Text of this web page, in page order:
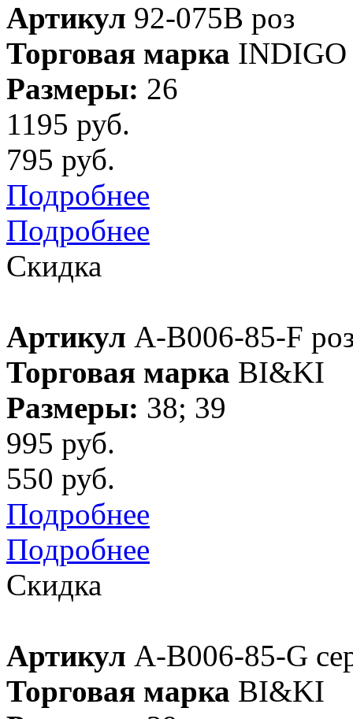
Артикул 92-075B роз
Торговая марка
Размеры: 26
1195 руб.
795 руб.
Подробнее
Подробнее
Скидка
Артикул A-B006-85-F
Торговая марка BI&KI
Размеры: 38; 39
995 руб.
550 руб.
Подробнее
Подробнее
Скидка
Артикул A-B006-85-G
Торговая марка BI&KI